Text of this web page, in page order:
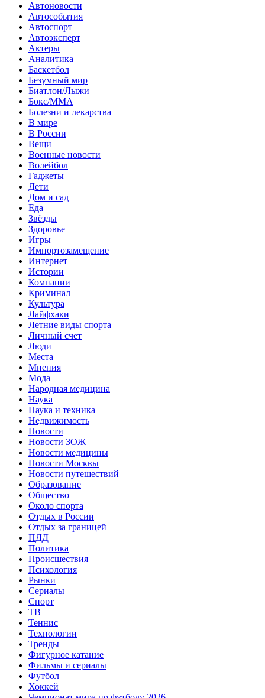
Автоновости
Автособытия
Автоспорт
Автоэксперт
Актеры
Аналитика
Баскетбол
Безумный мир
Биатлон/Лыжи
Бокс/MMA
Болезни и лекарства
В мире
В России
Вещи
Военные новости
Волейбол
Гаджеты
Дети
Дом и сад
Еда
Звёзды
Здоровье
Игры
Импортозамещение
Интернет
Истории
Компании
Криминал
Культура
Лайфхаки
Летние виды спорта
Личный счет
Люди
Места
Мнения
Мода
Народная медицина
Наука
Наука и техника
Недвижимость
Новости
Новости ЗОЖ
Новости медицины
Новости Москвы
Новости путешествий
Образование
Общество
Около спорта
Отдых в России
Отдых за границей
ПДД
Политика
Происшествия
Психология
Рынки
Сериалы
Спорт
ТВ
Теннис
Технологии
Тренды
Фигурное катание
Фильмы и сериалы
Футбол
Хоккей